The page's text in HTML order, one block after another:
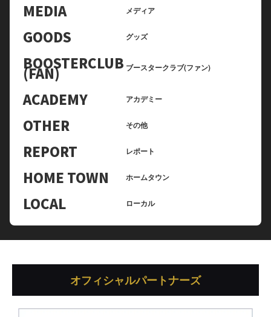
MEDIA メディア
GOODS グッズ
BOOSTERCLUB
(FAN) ブースタークラブ(ファン)
ACADEMY アカデミー
OTHER その他
REPORT レポート
HOME TOWN ホームタウン
LOCAL ローカル
オフィシャルパートナーズ